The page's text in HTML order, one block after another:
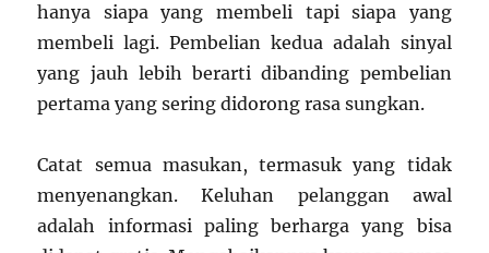
hanya siapa yang membeli tapi siapa yang
membeli lagi. Pembelian kedua adalah sinyal
yang jauh lebih berarti dibanding pembelian
pertama yang sering didorong rasa sungkan.
Catat semua masukan, termasuk yang tidak
menyenangkan. Keluhan pelanggan awal
adalah informasi paling berharga yang bisa